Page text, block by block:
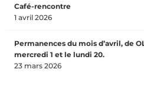
Café-rencontre
1 avril 2026
Permanences du mois d’avril, de
mercredi 1 et le lundi 20.
23 mars 2026